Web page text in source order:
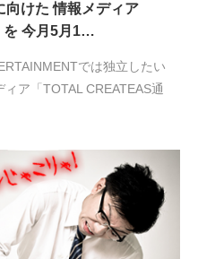
けた 情報メディア
を 今月5月1…
では独立したい
ア「TOTAL CREATEAS通